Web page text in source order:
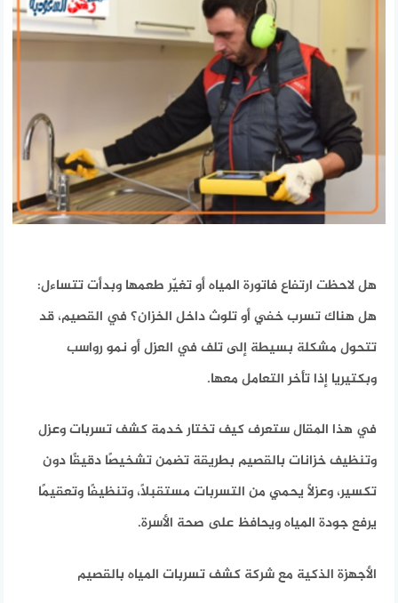
هل لاحظت ارتفاع فاتورة المياه أو تغيّر طعمها وبدأت تتساءل:
هل هناك تسرب خفي أو تلوث داخل الخزان؟ في القصيم، قد
تتحول مشكلة بسيطة إلى تلف في العزل أو نمو رواسب
وبكتيريا إذا تأخر التعامل معها.
في هذا المقال ستعرف كيف تختار خدمةكشف تسربات وعزل
وتنظيف خزانات بالقصيم بطريقة تضمن تشخيصًا دقيقًا دون
تكسير، وعزلًا يحمي من التسربات مستقبلاً، وتنظيفًا وتعقيمًا
يرفع جودة المياه ويحافظ على صحة الأسرة.
الأجهزة الذكية مع شركة كشف تسربات المياه بالقصيم